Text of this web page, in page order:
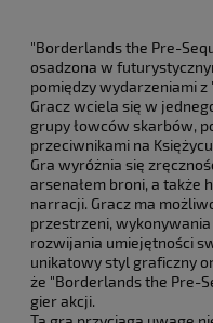
"Borderlands the Pre-
osadzona w
pomiędzy wydarzeniami
Gracz wciela się w
grupy łowców skarbów,
przeciwnikami na
Gra wyróżnia się
arsenałem broni, a także
narracji. Gracz ma
przestrzeni,
rozwijania umiejętności
unikatowy styl graficzny
że "Borderlands the Pre-
gier akcji.